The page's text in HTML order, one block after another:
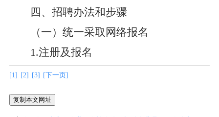
四、招聘办法和步骤
（一）统一采取网络报名
1.注册及报名
[1] [2] [3] [下一页]
复制本文网址